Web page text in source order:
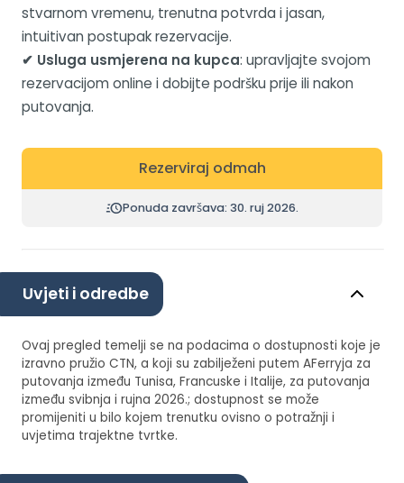
stvarnom vremenu, trenutna potvrda i jasan,
intuitivan postupak rezervacije.
✔ Usluga usmjerena na kupca: upravljajte svojom
rezervacijom online i dobijte podršku prije ili nakon
putovanja.
Rezerviraj odmah
Ponuda završava: 30. ruj 2026.
Uvjeti i odredbe
Ovaj pregled temelji se na podacima o dostupnosti koje je
izravno pružio CTN, a koji su zabilježeni putem AFerryja za
putovanja između Tunisa, Francuske i Italije, za putovanja
između svibnja i rujna 2026.; dostupnost se može
promijeniti u bilo kojem trenutku ovisno o potražnji i
uvjetima trajektne tvrtke.